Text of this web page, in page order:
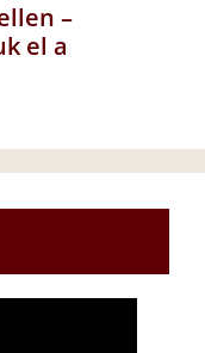
–
el a